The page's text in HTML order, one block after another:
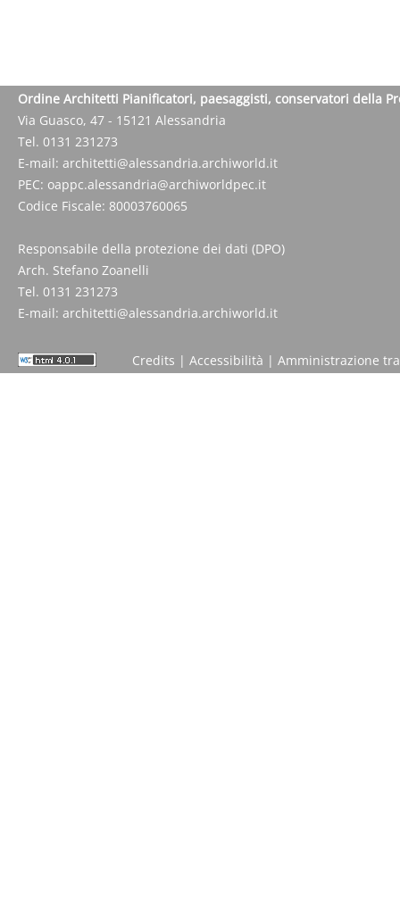
Ordine Architetti Pianificatori, paesaggisti, conservatori della
Via Guasco, 47 - 15121 Alessandria
Tel. 0131 231273
E-mail: architetti@alessandria.archiworld.it
PEC: oappc.alessandria@archiworldpec.it
Codice Fiscale: 80003760065
Responsabile della protezione dei dati (DPO)
Arch. Stefano Zoanelli
Tel. 0131 231273
E-mail: architetti@alessandria.archiworld.it
Credits | Accessibilità | Amministrazione